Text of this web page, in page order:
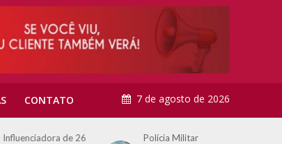
CONTATO 7 de agosto de 2026
Influenciadora de 26
Polícia Militar